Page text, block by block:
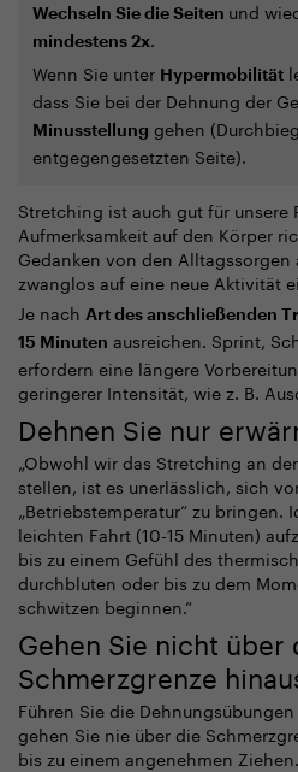
Wechseln Sie die Seiten und
mindestens 2x.
Wenn Sie unter Hypermobilität
dass Sie bei der Dehnung der
Minusstellung gehen
entgegengesetzten Seite).
Stretching ist auch gut für unsere
Aufmerksamkeit auf den Körper
Gedanken von den Alltagssorgen
zwanglos auf eine neue Aktivität
Je nach Art des anschließenden
15 Minuten ausreichen. Sprint,
erfordern eine längere
geringerer Intensität, wie z. B.
Dehnen Sie nur
„Obwohl wir das Stretching an
stellen, ist es unerlässlich, sich
„Betriebstemperatur“ zu bringen.
leichten Fahrt (10-15 Minuten)
bis zu einem Gefühl des
durchbluten oder bis zu dem
schwitzen beginnen.“
Gehen Sie nicht über
Schmerzgrenze
Führen Sie die
gehen Sie nie über die
bis zu einem angenehmen Ziehen.